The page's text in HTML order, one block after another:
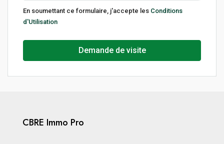
En soumettant ce formulaire, j'accepte les Conditions
d'Utilisation
Demande de visite
CBRE Immo Pro